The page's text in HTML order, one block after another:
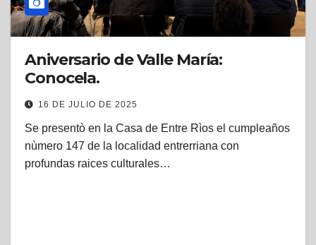
Aniversario de Valle María:
Conocela.
16 DE JULIO DE 2025
Se presentò en la Casa de Entre Rìos el cumpleaños
nùmero 147 de la localidad entrerriana con
profundas raices culturales…